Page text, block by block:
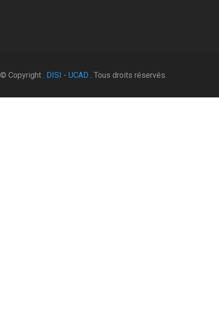
© Copyright . DISI - UCAD . Tous droits réservés.